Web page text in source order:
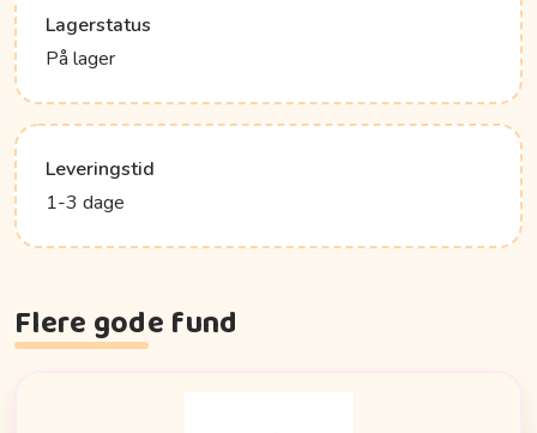
Lagerstatus
På lager
Leveringstid
1-3 dage
Flere gode fund